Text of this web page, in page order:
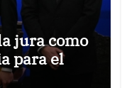
jura como
para el